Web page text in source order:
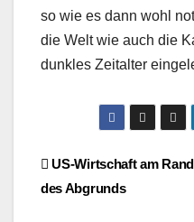
so wie es dann wohl
die Welt wie auch die
dunkles Zeitalter
US-Wirtschaft am
des Abgrunds